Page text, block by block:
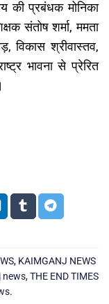
की प्रबंधक मोनिका
संतोष शर्मा, ममता
विकास श्रीवास्तव,
भावना से प्रेरित
, KAIMGANJ NEWS
news,THE END TIMES
.